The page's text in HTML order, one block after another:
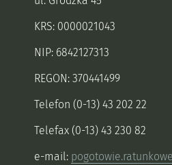
KRS: 0000021043
NIP: 6842127313
REGON: 370441499
Telefon (0-13) 43 202 22
Telefax (0-13) 43 230 82
e-mail: